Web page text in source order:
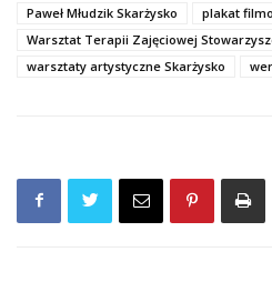
Paweł Młudzik Skarżysko
plakat
Warsztat Terapii Zajęciowej
warsztaty artystyczne Skarżysko